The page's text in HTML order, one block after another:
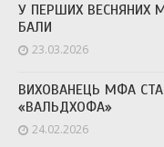
У ПЕРШИХ ВЕСНЯНИХ
БАЛИ
23.03.2026
ВИХОВАНЕЦЬ МФА
«ВАЛЬДХОФА»
24.02.2026